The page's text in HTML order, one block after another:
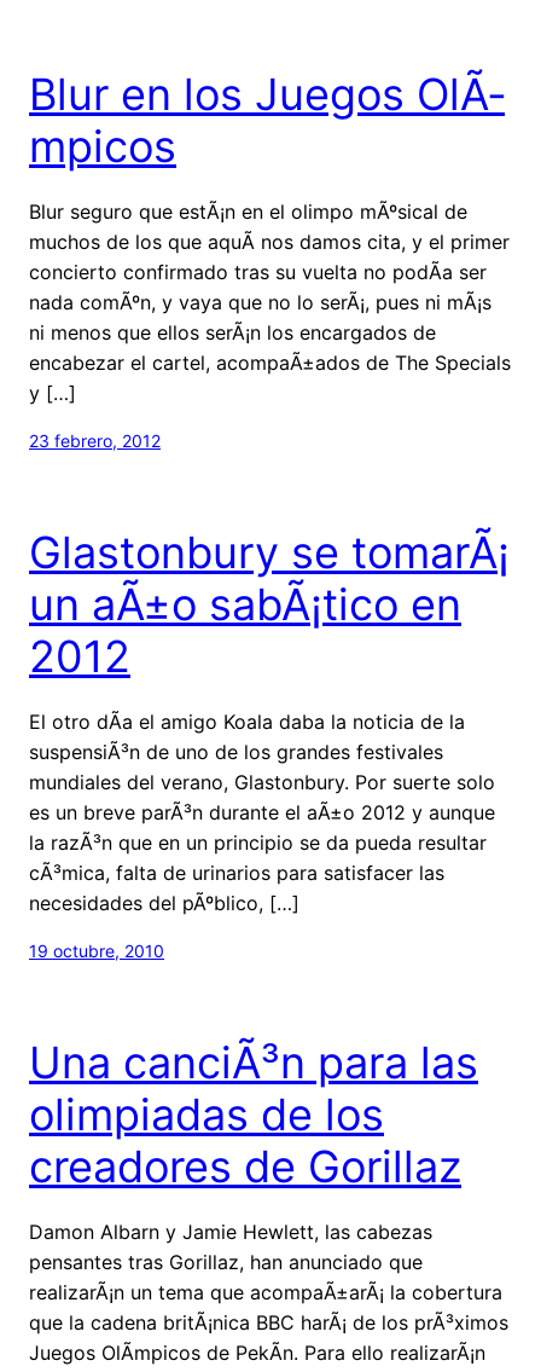
Blur en los Juegos OlÃ­
mpicos
Blur seguro que estÃ¡n en el olimpo mÃºsical de
muchos de los que aquÃ­ nos damos cita, y el primer
concierto confirmado tras su vuelta no podÃ­a ser
nada comÃºn, y vaya que no lo serÃ¡, pues ni mÃ¡s
ni menos que ellos serÃ¡n los encargados de
encabezar el cartel, acompaÃ±ados de The Specials
y […]
23 febrero, 2012
Glastonbury se tomarÃ¡
un aÃ±o sabÃ¡tico en
2012
El otro dÃ­a el amigo Koala daba la noticia de la
suspensiÃ³n de uno de los grandes festivales
mundiales del verano, Glastonbury. Por suerte solo
es un breve parÃ³n durante el aÃ±o 2012 y aunque
la razÃ³n que en un principio se da pueda resultar
cÃ³mica, falta de urinarios para satisfacer las
necesidades del pÃºblico, […]
19 octubre, 2010
Una canciÃ³n para las
olimpiadas de los
creadores de Gorillaz
Damon Albarn y Jamie Hewlett, las cabezas
pensantes tras Gorillaz, han anunciado que
realizarÃ¡n un tema que acompaÃ±arÃ¡ la cobertura
que la cadena britÃ¡nica BBC harÃ¡ de los prÃ³ximos
Juegos OlÃ­mpicos de PekÃ­n. Para ello realizarÃ¡n